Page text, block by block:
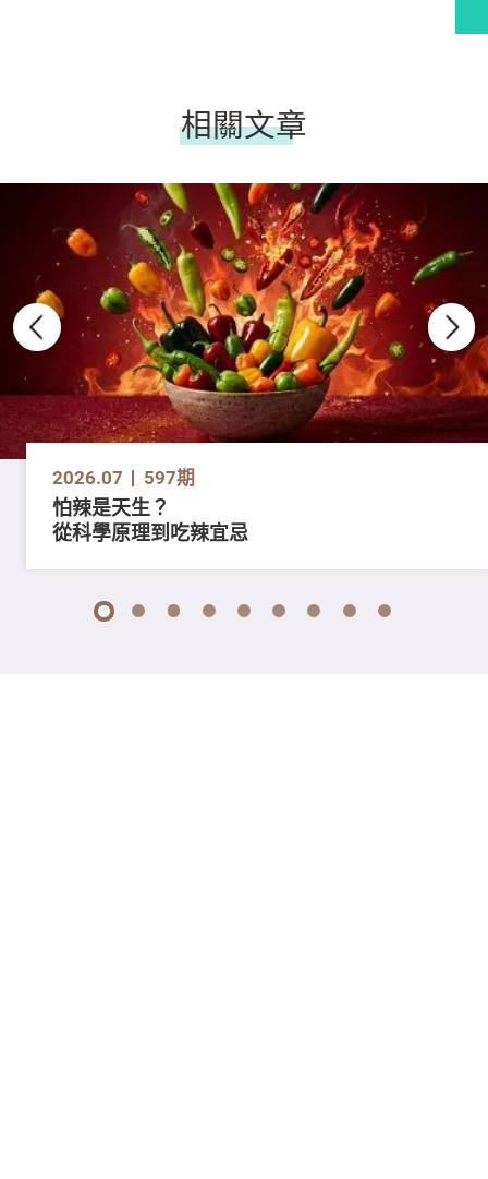
相關文章
2026.07 597期
怕辣是天生？
從科學原理到吃辣宜忌
1 2 3 4 5 6 7 8 9